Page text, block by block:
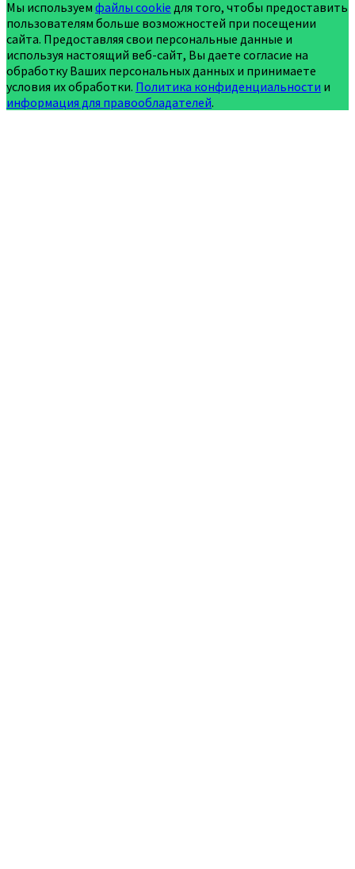
Мы используем файлы cookie для того, чтобы предоставить
пользователям больше возможностей при посещении
сайта. Предоставляя свои персональные данные и
используя настоящий веб-сайт, Вы даете согласие на
обработку Ваших персональных данных и принимаете
условия их обработки. Политика конфиденциальности и
информация для правообладателей.